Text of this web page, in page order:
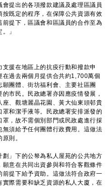
提出的各項撥款建議及處理區議員
既定的程序，在保障公共資源有效
提下，區議會和區議員的合作至為
」
援在地區上的抗疫行動和撥款申
過去兩個月提供合共約1,700萬個
團體、街坊福利會、主要社區團
市民。民政總署亦因應疫情發展，
、觀塘麗晶花園、黃大仙東頭邨貴
和潔手液等。民政總署安排派發的
，故不需個別部門或民政處進行採
須給予任何團體行政費用。這做法
則。
」下的公帑為私人屋苑的公共地方
意在共同出資參與和符合客觀條件
前提下給予資助。這做法符合政府一
際需要和缺乏資源的私人大廈，在